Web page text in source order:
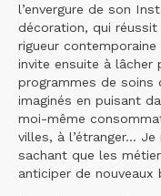
l’envergure de son
décoration, qui
rigueur
invite ensuite à lâcher
programmes de soins
imaginés en puisant
moi-même
villes, à l’étranger...
sachant que les
anticiper de nouveaux